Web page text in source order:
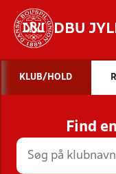
DBU
STILLINGER,
KLUB/HOLD
Find